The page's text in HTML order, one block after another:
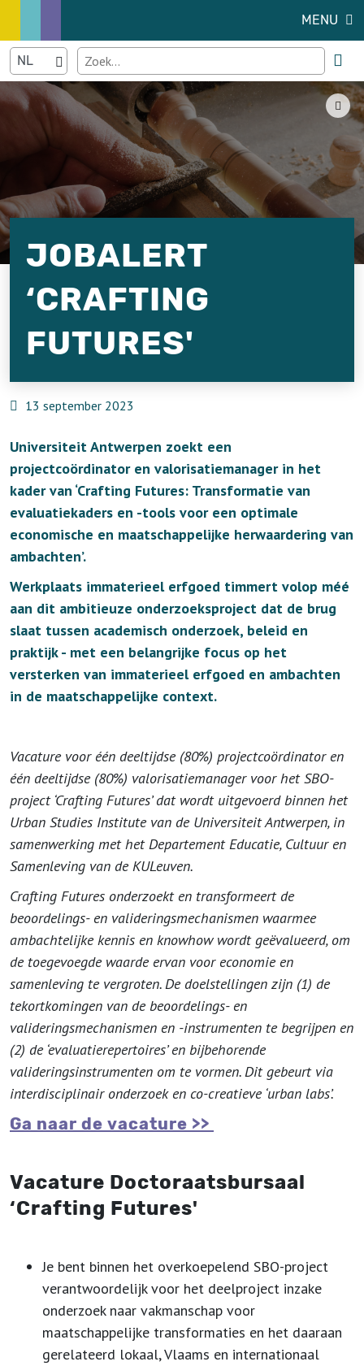
MENU
JOBALERT
‘CRAFTING
FUTURES'
13 september 2023
Universiteit Antwerpen zoekt een
projectcoördinator en valorisatiemanager in het
kader van ‘Crafting Futures: Transformatie van
evaluatiekaders en -tools voor een optimale
economische en maatschappelijke herwaardering van
ambachten’.
Werkplaats immaterieel erfgoed timmert volop méé
aan dit ambitieuze onderzoeksproject dat de brug
slaat tussen academisch onderzoek, beleid en
praktijk - met een belangrijke focus op het
versterken van immaterieel erfgoed en ambachten
in de maatschappelijke context.
Vacature voor één deeltijdse (80%) projectcoördinator en
één deeltijdse (80%) valorisatiemanager voor het SBO-
project ‘Crafting Futures’ dat wordt uitgevoerd binnen het
Urban Studies Institute van de Universiteit Antwerpen, in
samenwerking met het Departement Educatie, Cultuur en
Samenleving van de KULeuven.
Crafting Futures onderzoekt en transformeert de
beoordelings- en valideringsmechanismen waarmee
ambachtelijke kennis en knowhow wordt geëvalueerd, om
de toegevoegde waarde ervan voor economie en
samenleving te vergroten. De doelstellingen zijn (1) de
tekortkomingen van de beoordelings- en
valideringsmechanismen en -instrumenten te begrijpen en
(2) de ‘evaluatierepertoires’ en bijbehorende
valideringsinstrumenten om te vormen. Dit gebeurt via
interdisciplinair onderzoek en co-creatieve ‘urban labs’.
Ga naar de vacature >>
Vacature Doctoraatsbursaal
‘Crafting Futures'
Je bent binnen het overkoepelend SBO-project
verantwoordelijk voor het deelproject inzake
onderzoek naar vakmanschap voor
maatschappelijke transformaties en het daaraan
gerelateerd lokaal, Vlaams en internationaal